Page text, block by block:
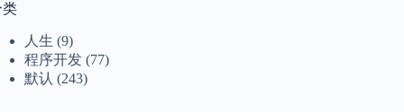
类
人生 (9)
程序开发 (77)
默认 (243)